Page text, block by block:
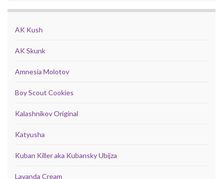
AK Kush
AK Skunk
Amnesia Molotov
Boy Scout Cookies
Kalashnikov Original
Katyusha
Kuban Killer aka Kubansky Ubijza
Lavanda Cream